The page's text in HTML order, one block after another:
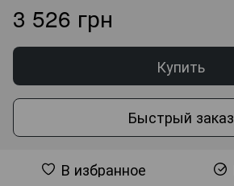
3 526 грн
Купить
Быстрый заказ
В избранное